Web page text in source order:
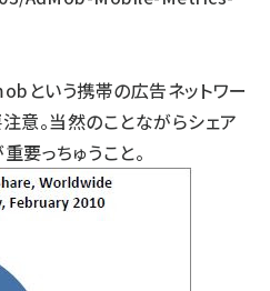
という携帯の広告ネットワー
意。当然のことながらシェア
要っちゅうこと。